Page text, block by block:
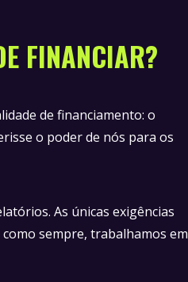
FINANCIAR?
de financiamento: o
o poder de nós para os
As únicas exigências
sempre, trabalhamos em